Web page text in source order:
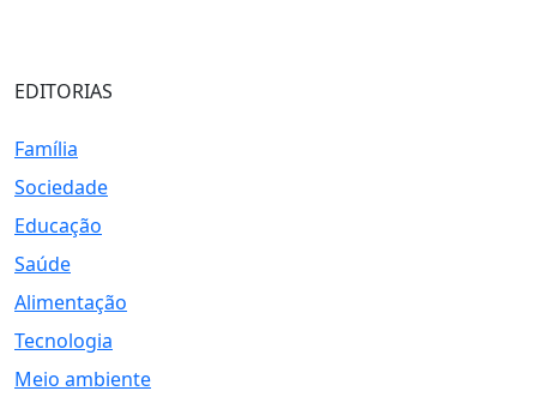
EDITORIAS
Família
Sociedade
Educação
Saúde
Alimentação
Tecnologia
Meio ambiente